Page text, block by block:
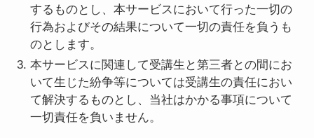
するものとし、本サービスにおいて行った一切の
行為およびその結果について一切の責任を負うも
のとします。
本サービスに関連して受講生と第三者との間にお
いて生じた紛争等については受講生の責任におい
て解決するものとし、当社はかかる事項について
一切責任を負いません。